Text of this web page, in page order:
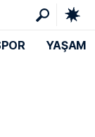
YAŞAM